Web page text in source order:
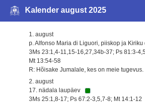
Kalender august 2025
1. august
p. Alfonso Maria di Liguori, piiskop ja Kiriku
3Ms 23:1,4-11,15-16,27,34b-37; Ps 81:3-
Mt 13:54-58
R: Hõisake Jumalale, kes on meie tugevus.
2. august
17. nädala laupäev
3Ms 25:1,8-17; Ps 67:2-3,5,7-8; Mt 14:1-12